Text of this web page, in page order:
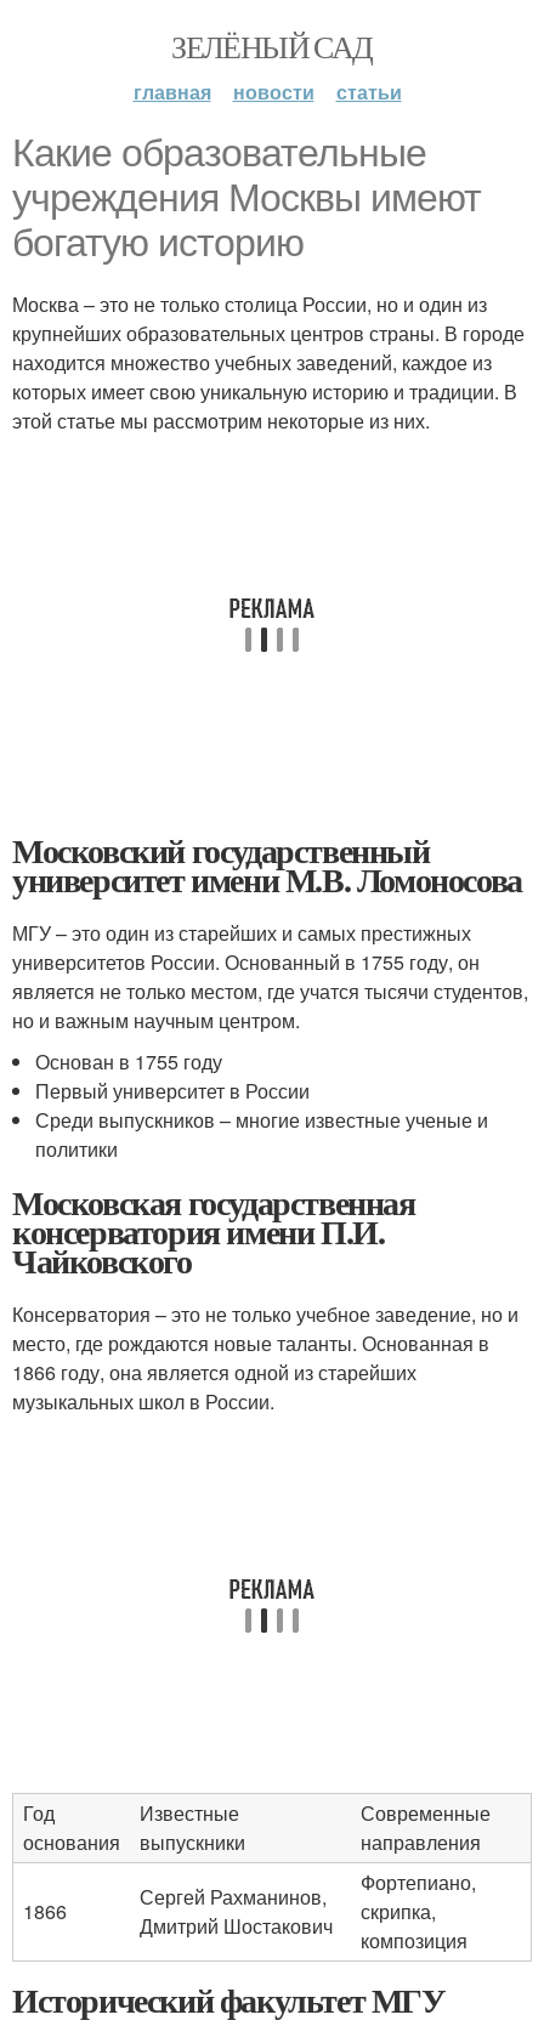
ЗЕЛЁНЫЙ САД
главная новости статьи
Какие образовательные
учреждения Москвы имеют
богатую историю
Москва – это не только столица России, но и один из
крупнейших образовательных центров страны. В городе
находится множество учебных заведений, каждое из
которых имеет свою уникальную историю и традиции. В
этой статье мы рассмотрим некоторые из них.
Московский государственный
университет имени М.В. Ломоносова
МГУ – это один из старейших и самых престижных
университетов России. Основанный в 1755 году, он
является не только местом, где учатся тысячи студентов,
но и важным научным центром.
Основан в 1755 году
Первый университет в России
Среди выпускников – многие известные ученые и
политики
Московская государственная
консерватория имени П.И.
Чайковского
Консерватория – это не только учебное заведение, но и
место, где рождаются новые таланты. Основанная в
1866 году, она является одной из старейших
музыкальных школ в России.
Год
основания
Известные
выпускники
Современные
направления
1866
Сергей Рахманинов,
Дмитрий Шостакович
Фортепиано,
скрипка,
композиция
Исторический факультет МГУ